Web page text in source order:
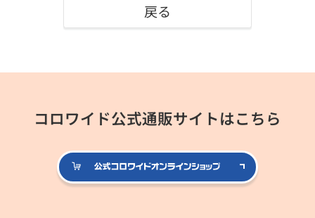
戻る
コロワイド公式通販サイトはこちら
公式コロ